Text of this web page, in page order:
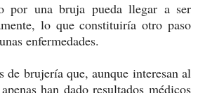
por una bruja pueda llegar a ser
lo que constituiría otro paso
enfermedades.
de brujería que, aunque interesan al
han dado resultados médicos